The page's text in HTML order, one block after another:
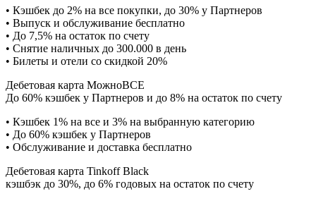
• Кэшбек до 2% на все покупки, до 30% у Партнеров
• Выпуск и обслуживание бесплатно
• До 7,5% на остаток по счету
• Снятие наличных до 300.000 в день
• Билеты и отели со скидкой 20%
Дебетовая карта МожноВСЕ
До 60% кэшбек у Партнеров и до 8% на остаток по счету
• Кэшбек 1% на все и 3% на выбранную категорию
• До 60% кэшбек у Партнеров
• Обслуживание и доставка бесплатно
Дебетовая карта Tinkoff Black
кэшбэк до 30%, до 6% годовых на остаток по счету